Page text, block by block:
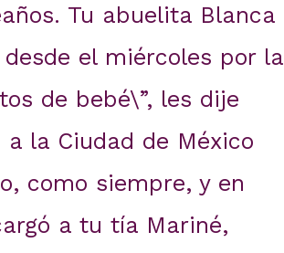
Tu abuelita Blanca
el miércoles por la
de bebé\”, les dije
la Ciudad de México
como siempre, y en
a tu tía Mariné,